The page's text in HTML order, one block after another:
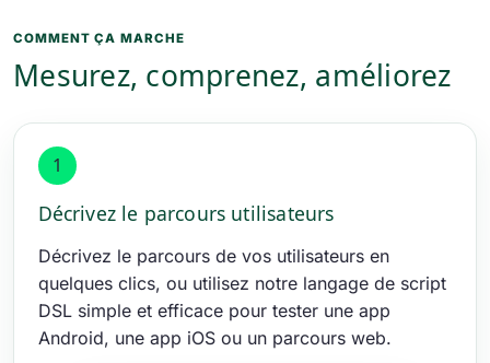
COMMENT ÇA MARCHE
Mesurez, comprenez, améliorez
1
Décrivez le parcours utilisateurs
Décrivez le parcours de vos utilisateurs en
quelques clics, ou utilisez notre langage de script
DSL simple et efficace pour tester une app
Android, une app iOS ou un parcours web.